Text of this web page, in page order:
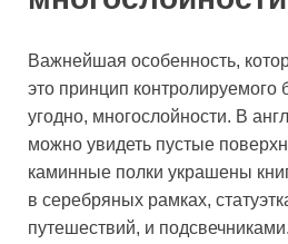
Важнейшая особенность,
это принцип контролируемого
угодно, многослойности. В
можно увидеть пустые
каминные полки украшены
в серебряных рамках,
путешествий, и